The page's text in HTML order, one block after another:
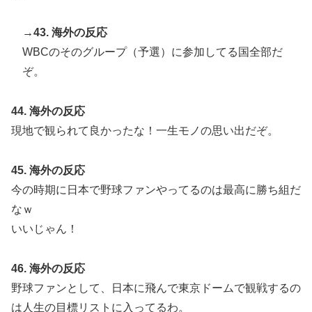
→43. 海外の反応
WBCのそのグループ（予選）に参加してる国全部だ
ぞ。
44. 海外の反応
現地で観られて良かったな！一生モノの思い出だぞ。
45. 海外の反応
今の時期に日本で野球ファンやってるのは最高に勝ち組だ
なｗ
いいじゃん！
46. 海外の反応
野球ファンとして、日本に飛んで東京ドームで観戦するの
は人生の目標リストに入ってるわ。